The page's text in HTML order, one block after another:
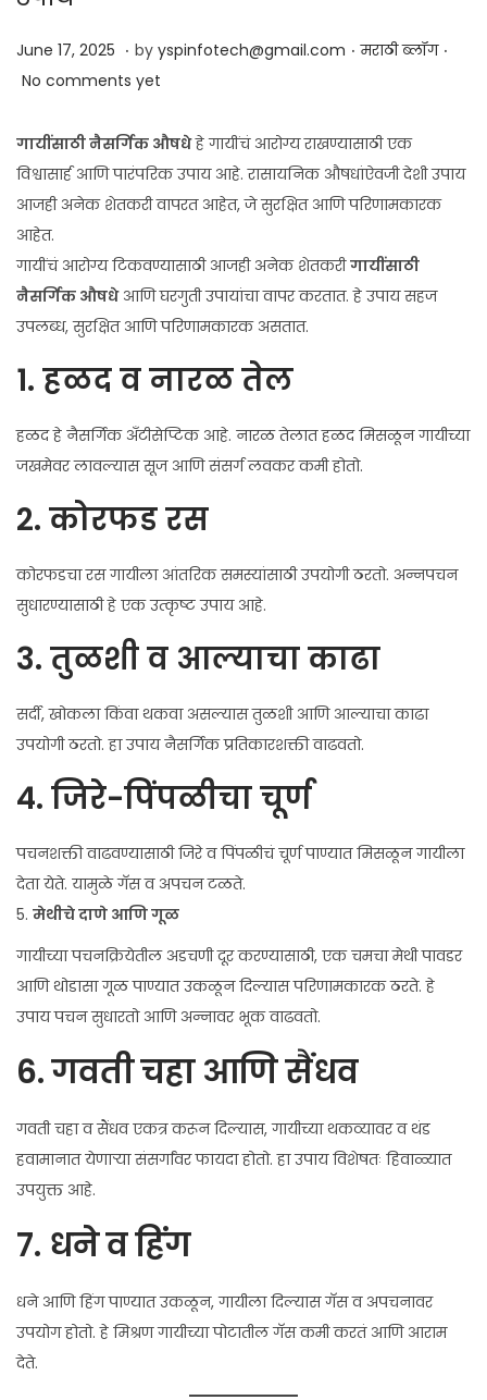
Posted on
June 17, 2025 J
u
e
1
7
2
0
2
. by yspinfotech@gmail.com . Posted in
मराठी ब्लॉग .
No comments yet
गायींसाठी नैसर्गिक औषधेहे गायींचं आरोग्य राखण्यासाठी एक
विश्वासार्ह आणि पारंपरिक उपाय आहे. रासायनिक औषधांऐवजी देशी उपाय
आजही अनेक शेतकरी वापरत आहेत, जे सुरक्षित आणि परिणामकारक
आहेत.
गायींचं आरोग्य टिकवण्यासाठी आजही अनेक शेतकरीगायींसाठी
नैसर्गिक औषधेआणि घरगुती उपायांचा वापर करतात. हे उपाय सहज
उपलब्ध, सुरक्षित आणि परिणामकारक असतात.
1. हळद व नारळ तेल
हळद हे नैसर्गिक अँटीसेप्टिक आहे. नारळ तेलात हळद मिसळून गायीच्या
जखमेवर लावल्यास सूज आणि संसर्ग लवकर कमी होतो.
2. कोरफड रस
कोरफडचा रस गायीला आंतरिक समस्यांसाठी उपयोगी ठरतो. अन्नपचन
सुधारण्यासाठी हे एक उत्कृष्ट उपाय आहे.
3. तुळशी व आल्याचा काढा
सर्दी, खोकला किंवा थकवा असल्यास तुळशी आणि आल्याचा काढा
उपयोगी ठरतो. हा उपाय नैसर्गिक प्रतिकारशक्ती वाढवतो.
4. जिरे-पिंपळीचा चूर्ण
पचनशक्ती वाढवण्यासाठी जिरे व पिंपळीचं चूर्ण पाण्यात मिसळून गायीला
देता येते. यामुळे गॅस व अपचन टळते.
5. मेथीचे दाणे आणि गूळ
गायीच्या पचनक्रियेतील अडचणी दूर करण्यासाठी, एक चमचा मेथी पावडर
आणि थोडासा गूळ पाण्यात उकळून दिल्यास परिणामकारक ठरते. हे
उपाय पचन सुधारतो आणि अन्नावर भूक वाढवतो.
6.गवती चहा आणि सैंधव
गवती चहा व सैंधव एकत्र करून दिल्यास, गायीच्या थकव्यावर व थंड
हवामानात येणाऱ्या संसर्गांवर फायदा होतो. हा उपाय विशेषतः हिवाळ्यात
उपयुक्त आहे.
7. धने व हिंग
धने आणि हिंग पाण्यात उकळून, गायीला दिल्यास गॅस व अपचनावर
उपयोग होतो. हे मिश्रण गायीच्या पोटातील गॅस कमी करतं आणि आराम
देते.